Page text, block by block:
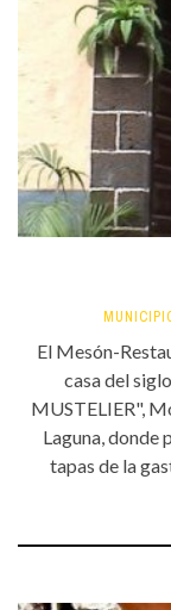
El Mesón-
casa del
MUSTELIER",
Laguna, donde
tapas de la